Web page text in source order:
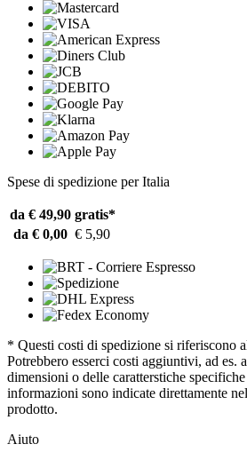
Spese di spedizione per Italia
da € 49,90 gratis*
da € 0,00 € 5,90
* Questi costi di spedizione si riferiscono
Potrebbero esserci costi aggiuntivi, ad es.
dimensioni o delle caratterstiche
informazioni sono indicate direttamente
prodotto.
Aiuto